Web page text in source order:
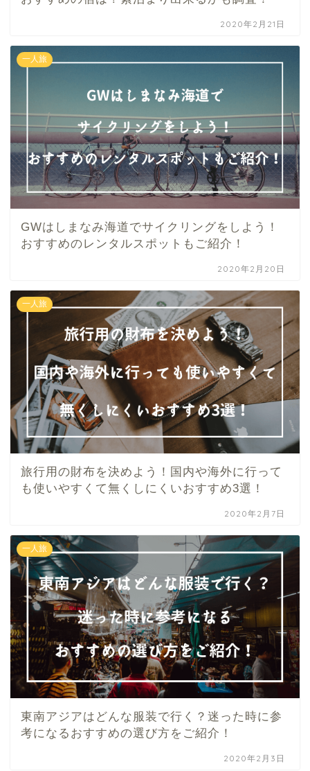
2020年2月21日
一人旅
GWはしまなみ海道でサイクリングをしよう！
おすすめのレンタルスポットもご紹介！
2020年2月20日
一人旅
旅行用の財布を決めよう！国内や海外に行って
も使いやすくて無くしにくいおすすめ3選！
2020年2月7日
一人旅
東南アジアはどんな服装で行く？迷った時に参
考になるおすすめの選び方をご紹介！
2020年2月3日